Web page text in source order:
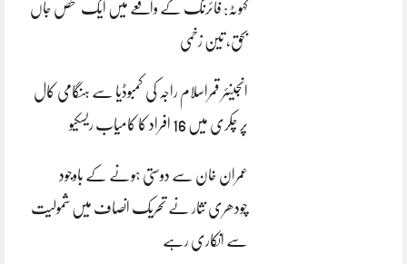
کہوٹہ: فائرنگ کے واقعے میں ایک شخص جاں
بحق، تین زخمی
انجینئر قمراسلام راجہ کی کمبوڈیا سے ہنگامی کال
پر چکری میں 16 افراد کا کامیاب ریسکیو
عمران خان سے دوستی ہونے کے باوجود
چودھری نثار نے تحریک انصاف میں شمولیت
سے انکاری رہے